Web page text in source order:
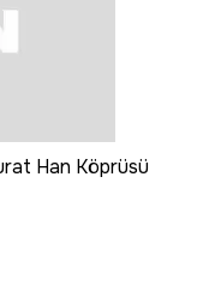
Han Köprüsü